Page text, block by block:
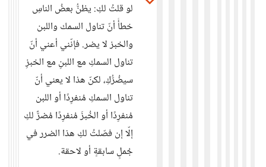
لو قلتُ لكِ: يظنُّ بعضُ الناسِ
خطأً أنّ تناول السمك واللبن
والخبز لا يضر. فإنّني أعني أنّ
تناول السمكِ مع اللبنِ مع الخبزِ
سيضُرُّكِ، لكنّ هذا لا يعني أنّ
تناول السمكِ مُنفرِدًا أو اللبن
مُنفرِدًا أو الخُبزَ مُنفرِدًا مُضرٌّ لكِ
إلّا إن فصّلتُ لكِ هذا الضرر في
جُملٍ سابقةٍ أو لاحقة.